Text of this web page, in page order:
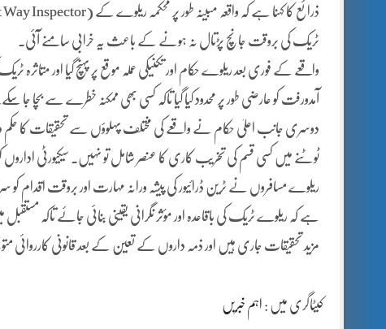
ٹریک کی بروقت جانچ پڑتال نہ ہونے کے باعث یہ خرابی سامنے آئی۔
واقعے کے فوری بعد ریلوے حکام اور تکنیکی عملہ موقع پر پہنچ گیا اور
آمدورفت کو عارضی طور پر محدود کیا گیا تاکہ کسی بھی ممکنہ خطرے سے بچا جا سکے۔
دوسری جانب اعلیٰ حکام نے واقعے کی مختلف پہلوؤں سے تحقیقات کا حکم
ٹوٹنے میں کسی قسم کی تخریب کاری کا عنصر شامل تو نہیں۔ سیکیورٹی
ریلوے مسافروں نے ٹرین ڈرائیور کی پیشہ ورانہ مہارت اور بروقت اقدام
ہے کہ ریلوے ٹریک کی باقاعدہ اور مؤثر نگرانی یقینی بنائی جائے تاکہ
مزید تحقیقات جاری ہیں اور ذمہ داروں کے تعین کے بعد قانونی کارروائی
کیٹاگری میں : اہم خبریں